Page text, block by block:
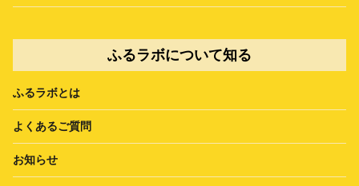
ふるラボについて知る
ふるラボとは
よくあるご質問
お知らせ